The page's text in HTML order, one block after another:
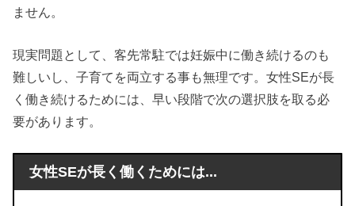
ません。
現実問題として、客先常駐では妊娠中に働き続けるのも
難しいし、子育てを両立する事も無理です。女性SEが長
く働き続けるためには、早い段階で次の選択肢を取る必
要があります。
女性SEが長く働くためには...